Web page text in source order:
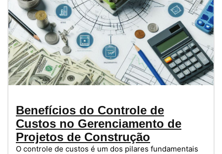
Benefícios do Controle de
Custos no Gerenciamento de
Projetos de Construção
O controle de custos é um dos pilares fundamentais